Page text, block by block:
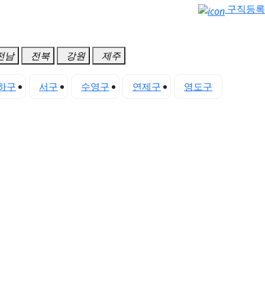
구직등록
남 전북 강원 제주
구 서구 수영구 연제구 영도구